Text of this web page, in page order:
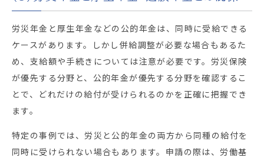
労災年金と厚生年金などの公的年金は、同時に受給できる
ケースがあります。しかし併給調整が必要な場合もあるた
め、支給額や手続きについては注意が必要です。労災保険
が優先する分野と、公的年金が優先する分野を確認するこ
とで、どれだけの給付が受けられるのかを正確に把握でき
ます。
特定の事例では、労災と公的年金の両方から同種の給付を
同時に受けられない場合もあります。申請の際は、労働基